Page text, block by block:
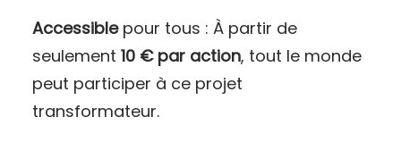
Accessiblepour tous : À partir de
seulement 10 € par action, tout le monde
peut participer à ce projet
transformateur.